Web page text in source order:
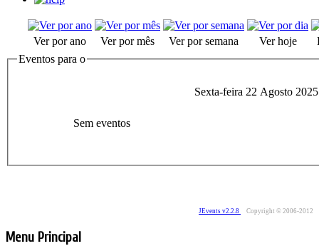
Ver por ano Ver por mês Ver por semana Ver hoje
Eventos para o
Sexta-feira 22 Agosto 2025
Sem eventos
JEvents v2.2.8 Copyright © 2006-2012
Menu Principal